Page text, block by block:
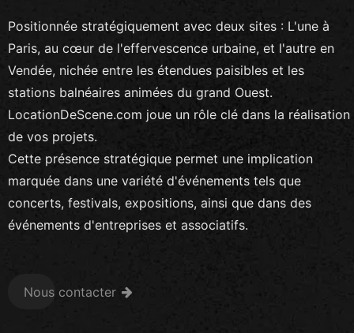
Positionnée stratégiquement avec deux sites : L'une à
Paris, au cœur de l'effervescence urbaine, et l'autre en
Vendée, nichée entre les étendues paisibles et les
stations balnéaires animées du grand Ouest.
LocationDeScene.com joue un rôle clé dans la réalisation
de vos projets.
Cette présence stratégique permet une implication
marquée dans une variété d'événements tels que
concerts, festivals, expositions, ainsi que dans des
événements d'entreprises et associatifs.
Nous contacter